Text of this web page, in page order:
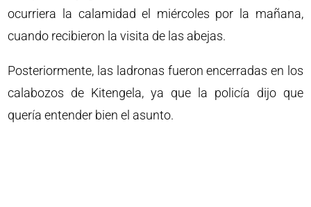
ocurriera la calamidad el miércoles por la mañana,
cuando recibieron la visita de las abejas.
Posteriormente, las ladronas fueron encerradas en los
calabozos de Kitengela, ya que la policía dijo que
quería entender bien el asunto.